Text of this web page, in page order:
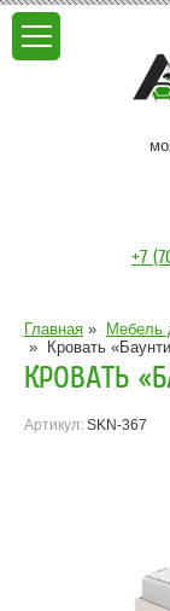
+7
Главная » Мебель
»
Кровать
КРОВАТЬ
Артикул: SKN-367